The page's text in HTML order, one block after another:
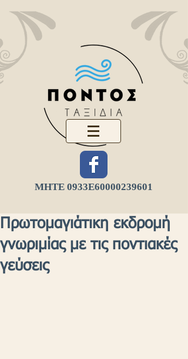
ΜΗΤΕ 0933Ε60000239601
Πρωτομαγιάτικη εκδρομή
γνωριμίας με τις ποντιακές
γεύσεις